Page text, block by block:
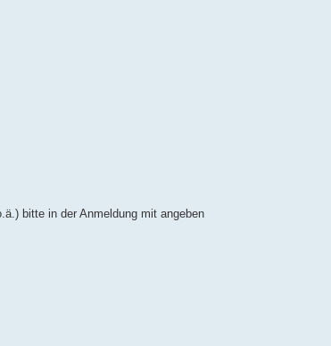
bitte in der Anmeldung mit angeben